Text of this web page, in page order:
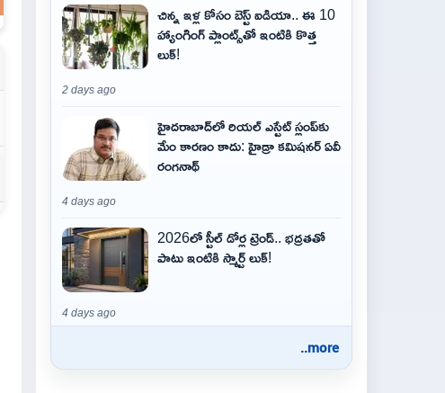
చిన్న ఇళ్ల కోసం బెస్ట్ ఐడియా.. ఈ 10
హ్యాంగింగ్ ప్లాంట్స్‌తో ఇంటికి కొత్త
లుక్!
2 days ago
హైదరాబాద్‌లో రియల్ ఎస్టేట్ స్లంప్‌కు
మేం కారణం కాదు: హైడ్రా కమిషనర్ ఏవీ
రంగనాథ్
4 days ago
2026లో స్టీల్ డోర్ల ట్రెండ్.. భద్రతతో
పాటు ఇంటికి స్మార్ట్ లుక్!
4 days ago
..more